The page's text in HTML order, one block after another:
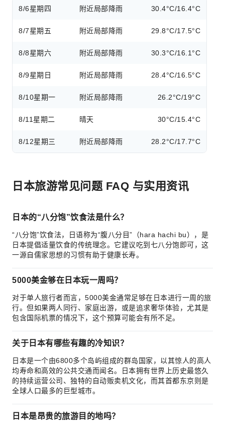
8/6星期四 附近局部降雨 30.4°C/16.4°C
8/7星期五 附近局部降雨 29.8°C/17.5°C
8/8星期六 附近局部降雨 30.3°C/16.1°C
8/9星期日 附近局部降雨 28.4°C/16.5°C
8/10星期一 附近局部降雨 26.2°C/19°C
8/11 星期二 晴天 30°C/15.4°C
8/12星期三 附近局部降雨 28.2°C/17.7°C
日本旅游常见问题 FAQ 与实用资讯
日本的“八分饱”饮食法是什么？
“八分饱”饮食法，日语称为“腹八分目”（hara hachi bu），是
日本提倡适量饮食的传统理念。它建议吃到七八分饱即可，这
一源自儒家思想的习惯有助于健康长寿。
5000美金够在日本玩一周吗？
对于单人旅行者而言，5000美金通常足够在日本进行一周的旅
行。但如果两人同行、家庭出游，或是追求奢华体验，尤其是
包含国际机票的情况下，这个预算可能会有所不足。
关于日本有哪些有趣的冷知识？
日本是一个由6800多个岛屿组成的群岛国家，以其惊人的高人
均寿命和高效的公共交通而闻名。日本拥有世界上历史最悠久
的持续运营公司、独特的自动贩卖机文化，而其首都东京则是
全球人口最多的巨型城市。
日本是昂贵的旅游目的地吗？